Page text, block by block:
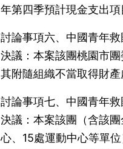
年第四季預計現金支出
討論事項六、中國青年救
決議：本案該團桃園市
其附隨組織不當取得財產
討論事項七、中國青年救
決議：本案該團（含該
心、15處運動中心等單